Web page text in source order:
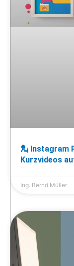
💂 Instagram
Kurzvideos
Ing. Bernd Müller